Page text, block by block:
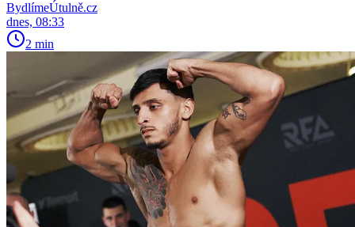
BydlímeÚtulně.cz
dnes, 08:33
2 min